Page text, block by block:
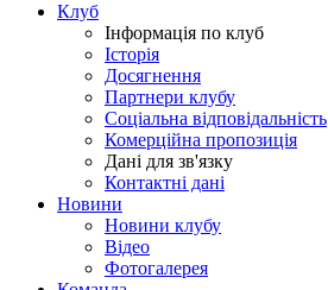
Клуб
Інформація по клуб
Історія
Досягнення
Партнери клубу
Соціальна відповідальність
Комерційна пропозиція
Дані для зв'язку
Контактні дані
Новини
Новини клубу
Відео
Фотогалерея